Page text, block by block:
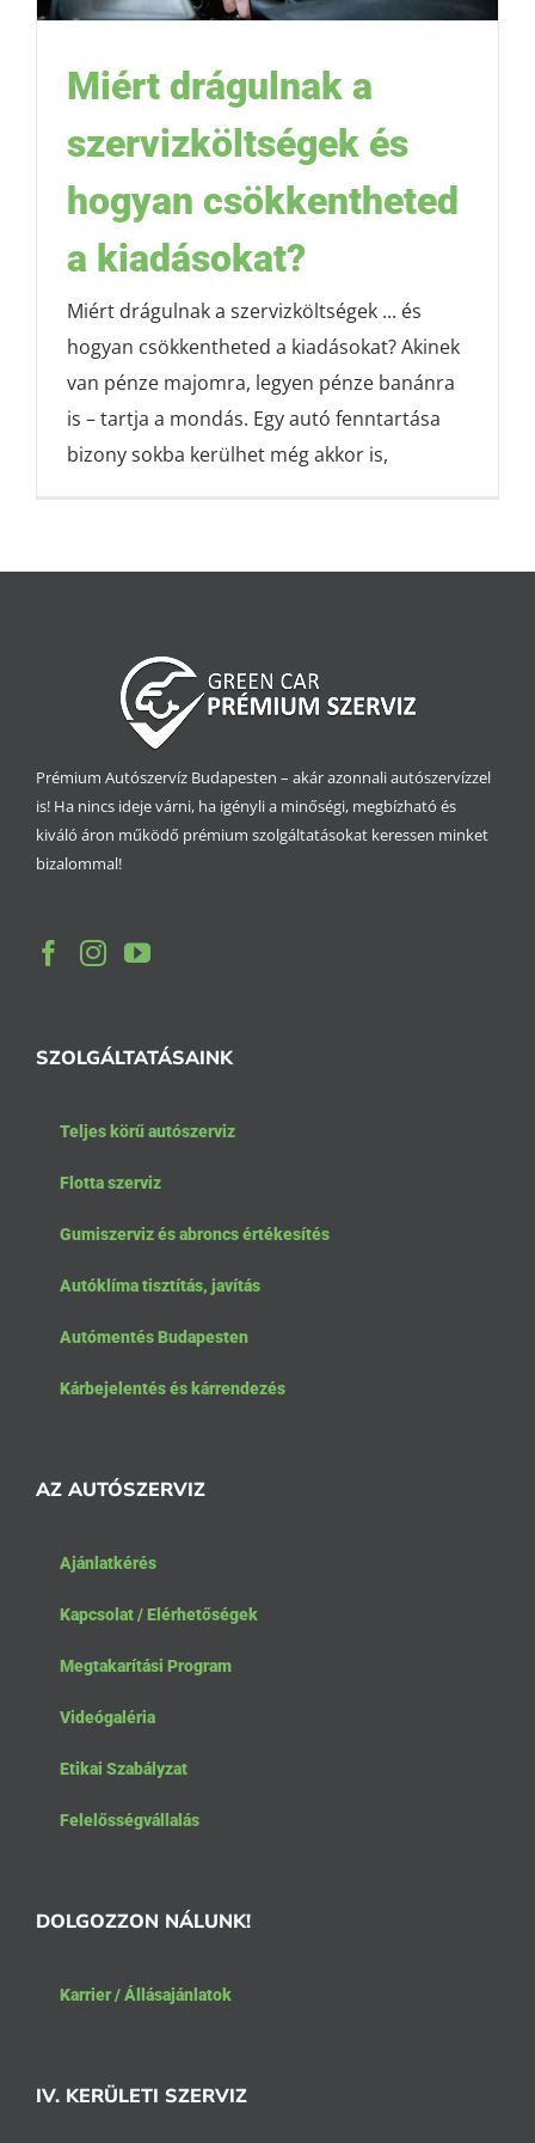
Miért drágulnak a
szervizköltségek és
hogyan csökkentheted
a kiadásokat?
Miért drágulnak a szervizköltségek ... és
hogyan csökkentheted a kiadásokat? Akinek
van pénze majomra, legyen pénze banánra
is – tartja a mondás. Egy autó fenntartása
bizony sokba kerülhet még akkor is,
Prémium Autószervíz Budapesten – akár azonnali autószervízzel
is! Ha nincs ideje várni, ha igényli a minőségi, megbízható és
kiváló áron működő prémium szolgáltatásokat keressen minket
bizalommal!
SZOLGÁLTATÁSAINK
Teljes körű autószerviz
Flotta szerviz
Gumiszerviz és abroncs értékesítés
Autóklíma tisztítás, javítás
Autómentés Budapesten
Kárbejelentés és kárrendezés
AZ AUTÓSZERVIZ
Ajánlatkérés
Kapcsolat / Elérhetőségek
Megtakarítási Program
Videógaléria
Etikai Szabályzat
Felelősségvállalás
DOLGOZZON NÁLUNK!
Karrier / Állásajánlatok
IV. KERÜLETI SZERVIZ